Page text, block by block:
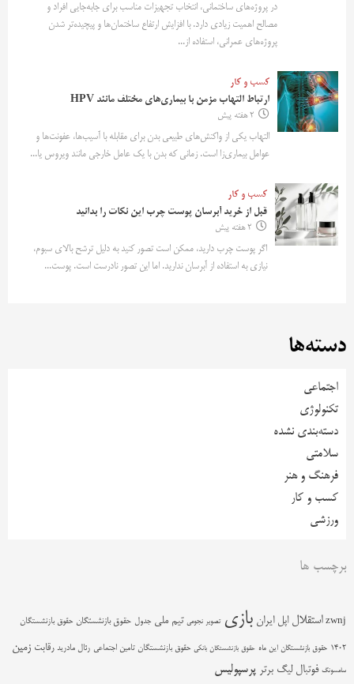
در پروژه‌های ساختمانی، انتخاب تجهیزات مناسب برای جابه‌جایی افراد و
مصالح اهمیت زیادی دارد. با افزایش ارتفاع ساختمان‌ها و پیچیده‌تر شدن
پروژه‌های عمرانی، استفاده از...
کسب و کار
ارتباط التهاب مزمن با بیماری‌های مختلف مانند HPV
2 هفته پیش
التهاب یکی از واکنش‌های طبیعی بدن برای مقابله با آسیب‌ها، عفونت‌ها و
عوامل بیماری‌زا است. زمانی که بدن با یک عامل خارجی مانند ویروس یا...
کسب و کار
قبل از خرید آبرسان پوست چرب این نکات را بدانید
2 هفته پیش
اگر پوست چرب دارید، ممکن است تصور کنید به دلیل ترشح بالای سبوم،
نیازی به استفاده از آبرسان ندارید. اما این تصور نادرست است. پوست...
دسته‌ها
اجتماعی
تکنولوژی
دسته‌بندی نشده
سلامتی
فرهنگ و هنر
کسب و کار
ورزشی
برچسب ها
zwnj استقلال اپل ایران بازی تصویر نجومی تیم ملی جدول حقوق بازنشستگان حقوق بازنشستگان
1402 حقوق بازنشستگان این ماه حقوق بازنشستگان بانکی حقوق بازنشستگان تامین اجتماعی رئال مادرید رقابت زمین
سامسونگ فوتبال لیگ برتر پرسپولیس